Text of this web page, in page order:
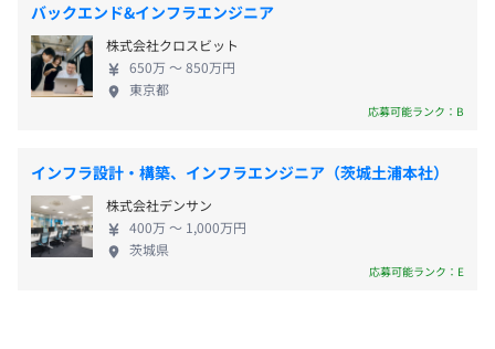
・交通費全額支給
・住宅手当（最大45,000円支給※当社規定に準じます）
・資格手当
・休日勤務手当
・深夜勤務手当
など
バックエンド&インフラエンジニア
株式会社クロスビット
650万 〜 850万円
東京都
応募可能ランク：B
インフラ設計・構築、インフラエンジニア（茨城土浦本社）
株式会社デンサン
400万 〜 1,000万円
茨城県
応募可能ランク：E